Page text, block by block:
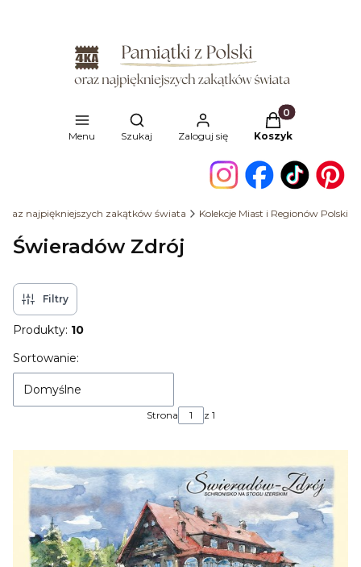
Menu
Otwórz wyszukiwarkę
Szukaj Zaloguj się
Produkty w
Koszyk
najpiękniejszych zakątków świata Kolekcje Miast i Regionów Polski
Świeradów Zdrój
Filtry
Produkty: 10
Lista produktów
Sortowanie:
Domyślne
Strona z 1